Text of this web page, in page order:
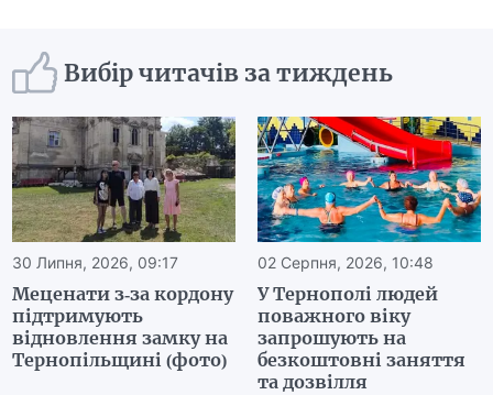
Вибір читачів за тиждень
30 Липня, 2026, 09:17
Меценати з-за кордону
підтримують
відновлення замку на
Тернопільщині (фото)
02 Серпня, 2026, 10:48
У Тернополі людей
поважного віку
запрошують на
безкоштовні заняття
та дозвілля